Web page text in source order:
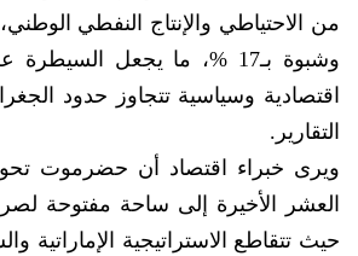
وشبوة بـ17 %، ما يجعل
اقتصادية وسياسية تتجاوز حدود
التقارير.
ويرى خبراء اقتصاد أن حضرموت
العشر الأخيرة إلى ساحة مفتوحة
حيث تتقاطع الاستراتيجية الإماراتية